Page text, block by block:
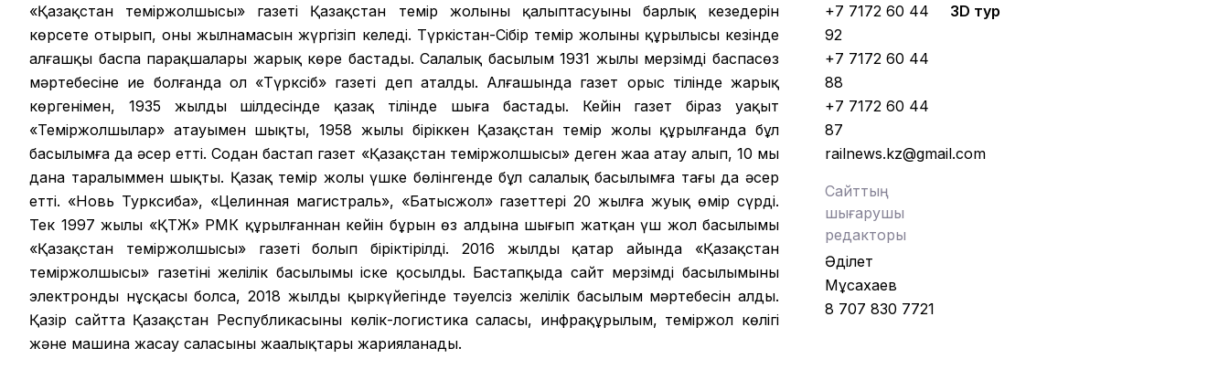
«Қазақстан теміржолшысы» газеті Қазақстан темір жолының қалыптасуының барлық кезеңдерін
көрсете отырып, оның жылнамасын жүргізіп келеді. Түркістан-Сібір темір жолының құрылысы кезінде
алғашқы баспа парақшалары жарық көре бастады. Салалық басылым 1931 жылы мерзімді баспасөз
мәртебесіне ие болғанда ол «Түрксіб» газеті деп аталды. Алғашында газет орыс тілінде жарық
көргенімен, 1935 жылдың шілдесінде қазақ тілінде шыға бастады. Кейін газет біраз уақыт
«Теміржолшылар» атауымен шықты, 1958 жылы біріккен Қазақстан темір жолы құрылғанда бұл
басылымға да әсер етті. Содан бастап газет «Қазақстан теміржолшысы» деген жаңа атау алып, 10 мың
дана таралыммен шықты. Қазақ темір жолы үшке бөлінгенде бұл салалық басылымға тағы да әсер
етті. «Новь Турксиба», «Целинная магистраль», «Батысжол» газеттері 20 жылға жуық өмір сүрді.
Тек 1997 жылы «ҚТЖ» РМК құрылғаннан кейін бұрын өз алдына шығып жатқан үш жол басылымы
«Қазақстан теміржолшысы» газеті болып біріктірілді. 2016 жылдың қаңтар айында «Қазақстан
теміржолшысы» газетінің желілік басылымы іске қосылды. Бастапқыда сайт мерзімді басылымының
электронды нұсқасы болса, 2018 жылдың қыркүйегінде тәуелсіз желілік басылым мәртебесін алды.
Қазір сайтта Қазақстан Республикасының көлік-логистика саласы, инфрақұрылым, теміржол көлігі
және машина жасау саласының жаңалықтары жарияланады.
+7 7172 60 44
92
+7 7172 60 44
88
+7 7172 60 44
87
railnews.kz@gmail.com
Сайттың
шығарушы
редакторы
Әділет
Мұсахаев
8 707 830 7721
3D тур